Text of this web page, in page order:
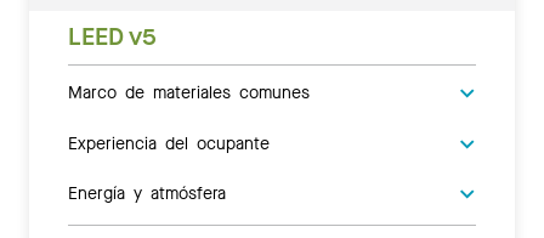
LEED v5
Marco de materiales comunes
Experiencia del ocupante
Energía y atmósfera